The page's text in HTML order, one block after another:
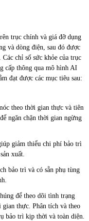
trục chính và giá đỡ dụng
và dòng điện, sau đó được
chỉ số sức khỏe của trục
cấp thông qua mô hình AI
đạt được các mục tiêu sau:
theo thời gian thực và tiên
ngăn chặn thời gian ngừng
giảm thiểu chi phí bảo trì
xuất.
bảo trì và có sẵn phụ tùng
để theo dõi tình trạng
gian thực. Phân tích và theo
bảo trì kịp thời và toàn diện.